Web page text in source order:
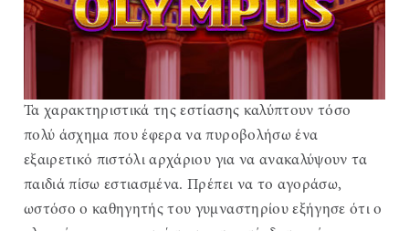
Τα χαρακτηριστικά της εστίασης καλύπτουν τόσο
πολύ άσχημα που έφερα να πυροβολήσω ένα
εξαιρετικό πιστόλι αρχάριου για να ανακαλύψουν τα
παιδιά πίσω εστιασμένα. Πρέπει να το αγοράσω,
ωστόσο ο καθηγητής του γυμναστηρίου εξήγησε ότι ο